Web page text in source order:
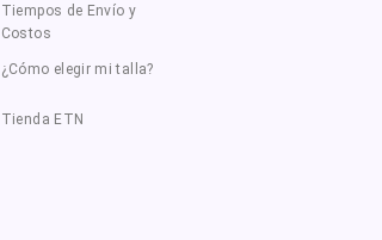
Tiempos de Envío y
Costos
¿Cómo elegir mi talla?
Tienda ETN